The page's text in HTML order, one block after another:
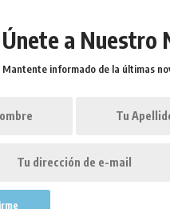
Únete a Nuestro
Mantente informado de la últimas